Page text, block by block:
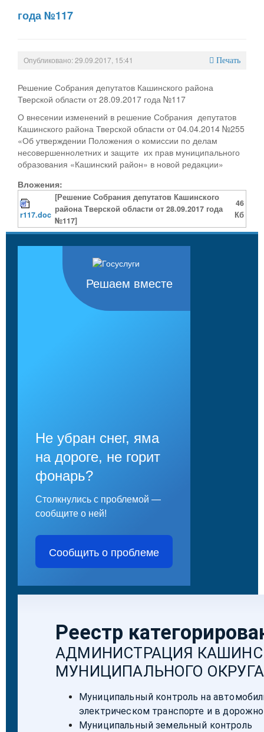
года №117
Опубликовано: 29.09.2017, 15:41 Печать
Решение Собрания депутатов Кашинского района
Тверской области от 28.09.2017 года №117
О внесении изменений в решение Собрания депутатов
Кашинского района Тверской области от 04.04.2014 №255
«Об утверждении Положения о комиссии по делам
несовершеннолетних и защите их прав муниципального
образования «Кашинский район» в новой редакции»
Вложения:
r117.doc
[Решение Собрания депутатов Кашинского
района Тверской области от 28.09.2017 года
№117]
46
Кб
Решаем вместе
Не убран снег, яма
на дороге, не горит
фонарь?
Столкнулись с проблемой —
сообщите о ней!
Сообщить о проблеме